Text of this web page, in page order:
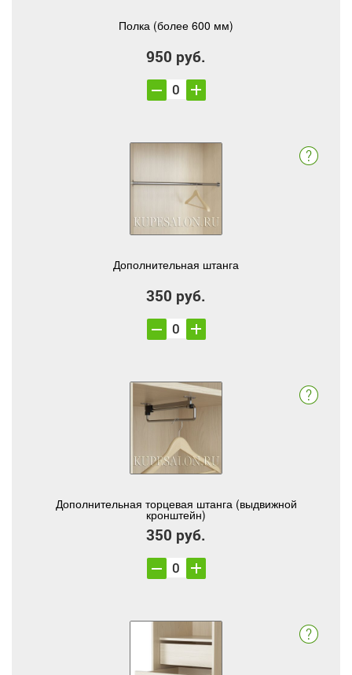
Полка (более 600 мм)
950 руб.
Дополнительная штанга
350 руб.
Дополнительная торцевая штанга (выдвижной
кронштейн)
350 руб.